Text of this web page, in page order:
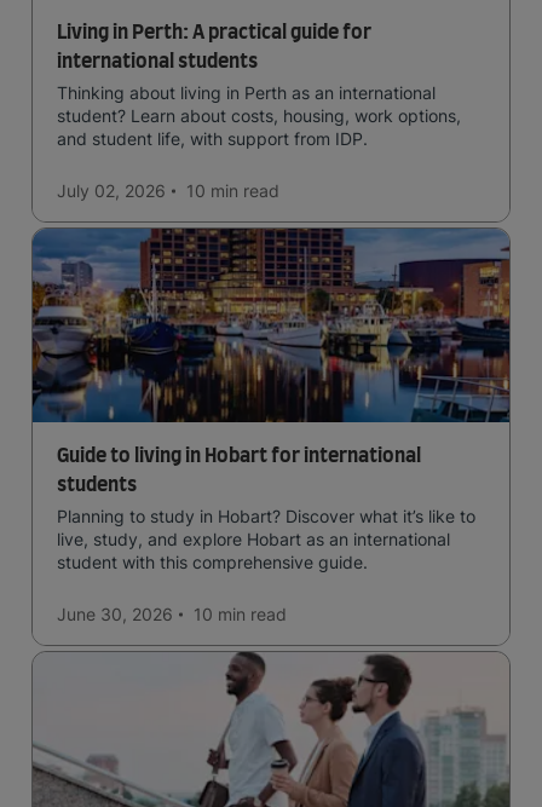
Living in Perth: A practical guide for
international students
Thinking about living in Perth as an international
student? Learn about costs, housing, work options,
and student life, with support from IDP.
July 02, 2026 10 min read
Guide to living in Hobart for international
students
Planning to study in Hobart? Discover what it’s like to
live, study, and explore Hobart as an international
student with this comprehensive guide.
June 30, 2026 10 min read